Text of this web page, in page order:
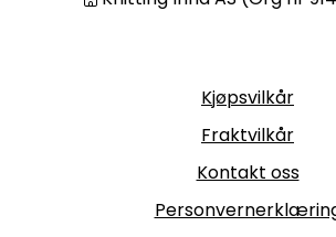
Kjøpsvilkår
Fraktvilkår
Kontakt oss